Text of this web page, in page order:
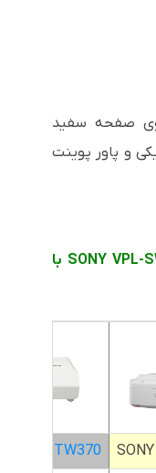
روی صفحه سفید
و پاور پوینت
مقایسه ویدئو پروژکتور SONY VPL-SW525C با
PT-TW370